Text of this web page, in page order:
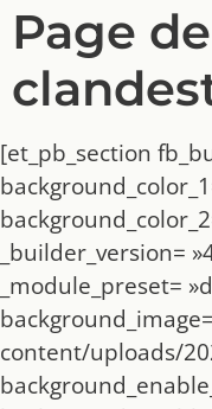
Page
[et_pb_section
_builder_version=
_module_preset=
content/uploads/